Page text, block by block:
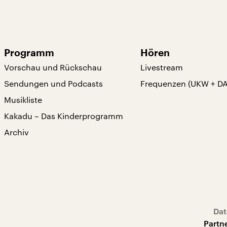
Programm
Vorschau und Rückschau
Sendungen und Podcasts
Musikliste
Kakadu – Das Kinderprogramm
Archiv
Hören
Livestream
Frequenzen (UKW +